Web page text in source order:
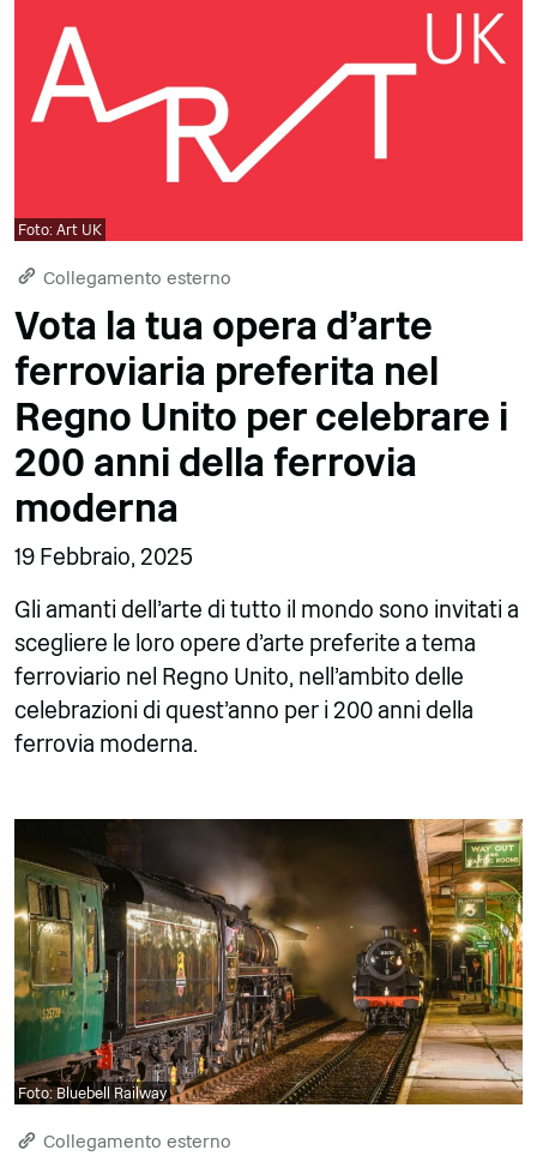
Foto: Art UK
Collegamento esterno
Vota la tua opera d'arte
ferroviaria preferita nel
Regno Unito per celebrare i
200 anni della ferrovia
moderna
19 Febbraio, 2025
Gli amanti dell'arte di tutto il mondo sono invitati a
scegliere le loro opere d'arte preferite a tema
ferroviario nel Regno Unito, nell'ambito delle
celebrazioni di quest'anno per i 200 anni della
ferrovia moderna.
Foto: Bluebell Railway
Collegamento esterno